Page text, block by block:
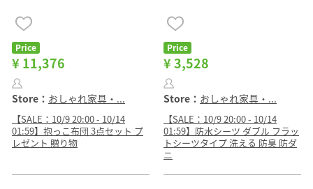
Price
¥ 11,376
Store： おしゃれ家具・...
【SALE：10/9 20:00 - 10/14
01:59】抱っこ布団 3点セット プ
レゼント 贈り物
Price
¥ 3,528
Store： おしゃれ家具・...
【SALE：10/9 20:00 - 10/14
01:59】防水シーツ ダブル フラッ
トシーツタイプ 洗える 防臭 防ダ
ニ